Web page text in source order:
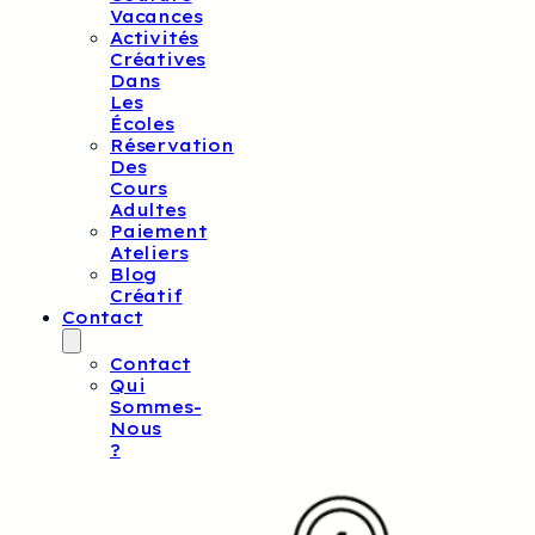
Vacances
Activités
Créatives
Dans
Les
Écoles
Réservation
Des
Cours
Adultes
Paiement
Ateliers
Blog
Créatif
Contact
Contact
Qui
Sommes-
Nous
?